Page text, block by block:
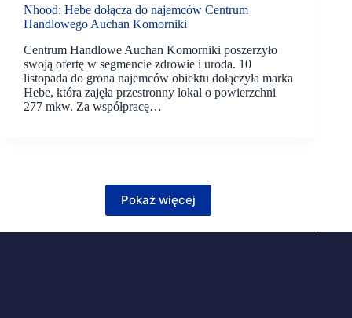
Nhood: Hebe dołącza do najemców Centrum
Handlowego Auchan Komorniki
Centrum Handlowe Auchan Komorniki poszerzyło
swoją ofertę w segmencie zdrowie i uroda. 10
listopada do grona najemców obiektu dołączyła marka
Hebe, która zajęła przestronny lokal o powierzchni
277 mkw. Za współpracę…
Pokaż więcej